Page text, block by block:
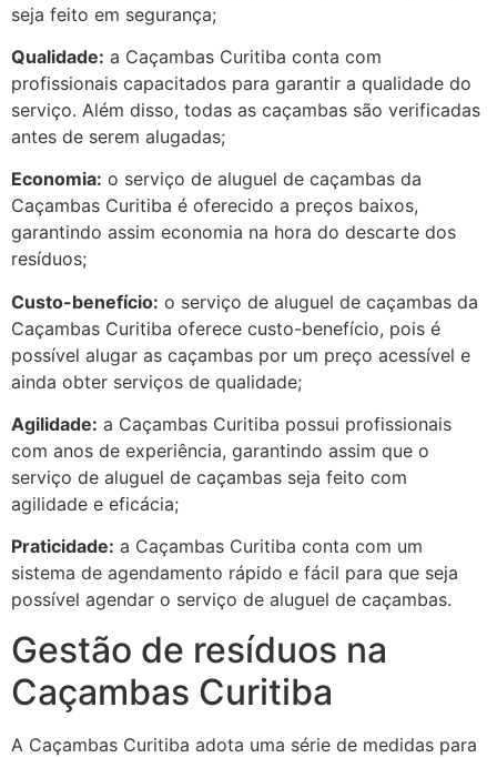
seja feito em segurança;
Qualidade: a Caçambas Curitiba conta com
profissionais capacitados para garantir a qualidade do
serviço. Além disso, todas as caçambas são verificadas
antes de serem alugadas;
Economia: o serviço de aluguel de caçambas da
Caçambas Curitiba é oferecido a preços baixos,
garantindo assim economia na hora do descarte dos
resíduos;
Custo-benefício: o serviço de aluguel de caçambas da
Caçambas Curitiba oferece custo-benefício, pois é
possível alugar as caçambas por um preço acessível e
ainda obter serviços de qualidade;
Agilidade: a Caçambas Curitiba possui profissionais
com anos de experiência, garantindo assim que o
serviço de aluguel de caçambas seja feito com
agilidade e eficácia;
Praticidade: a Caçambas Curitiba conta com um
sistema de agendamento rápido e fácil para que seja
possível agendar o serviço de aluguel de caçambas.
Gestão de resíduos na
Caçambas Curitiba
A Caçambas Curitiba adota uma série de medidas para